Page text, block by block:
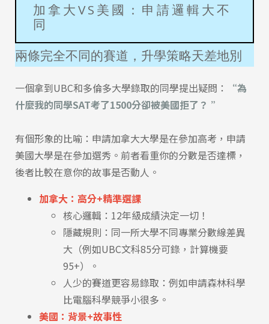
護理 加拿大RO 任意門
Promotion 最新優惠
Program 課程選擇
SEC 知識庫
加拿大VS美國：申請邏輯大不
同
兩條完全不同的賽道，升學策略天差地別
一個拿到UBC和多倫多大學錄取的同學提出疑問：
“為
什麼我的同學SAT考了1500分卻被美國拒了？ ”
有個形象的比喻：申請加拿大大學是在參加高考，申請
美國大學是在參加選秀。前者看重你的分數是否達標，
後者比較在意你的故事是否動人。
加拿大：高分+精準選課
核心邏輯：12年級成績決定一切！
隱藏規則：同一所大學不同專業分數線差異
大（例如UBC文科85分可錄，計算機要
95+）。
人少的賽道更容易錄取：例如申請森林科學
比電腦科學競爭小很多。
美國：背景+故事性